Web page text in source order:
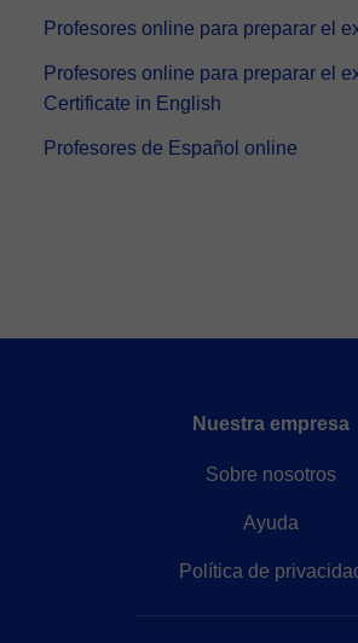
Profesores online para preparar el
Profesores online para preparar el
Certificate in English
Profesores de Español online
Nuestra empresa
Sobre nosotros
Ayuda
Política de